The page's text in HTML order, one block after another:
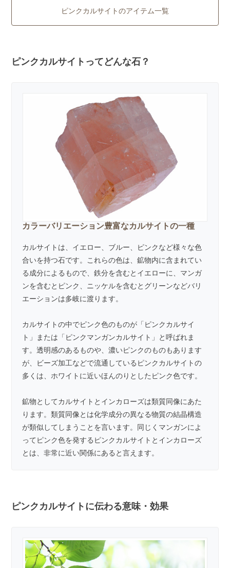
ピンクカルサイトのアイテム一覧
ピンクカルサイトってどんな石？
カラーバリエーション豊富なカルサイトの一種
カルサイト は、イエロー、ブルー、ピンクなど様々な色
合いを持つ石です。これらの色は、鉱物内に含まれてい
る成分によるもので、鉄分を含むとイエローに、マンガ
ンを含むとピンク、ニッケルを含むとグリーンなどバリ
エーションは多岐に渡ります。
カルサイトの中でピンク色のものが「ピンクカルサイ
ト」または「ピンクマンガンカルサイト」と呼ばれま
す。透明感のあるものや、濃いピンクのものもあります
が、ビーズ加工などで流通しているピンクカルサイトの
多くは、ホワイトに近いほんのりとしたピンク色です。
鉱物としてカルサイトと インカローズは類質同像にあた
ります。類質同像とは化学成分の異なる物質の結晶構造
が類似してしまうことを言います。同じくマンガンによ
ってピンク色を発するピンクカルサイトとインカローズ
とは、非常に近い関係にあると言えます。
ピンクカルサイトに伝わる意味・効果